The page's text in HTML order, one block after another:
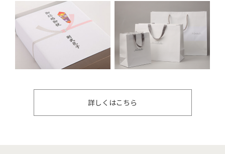
詳しくはこちら